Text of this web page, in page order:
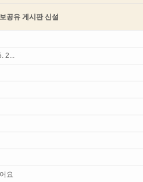
공유 게시판 신설
2...
요